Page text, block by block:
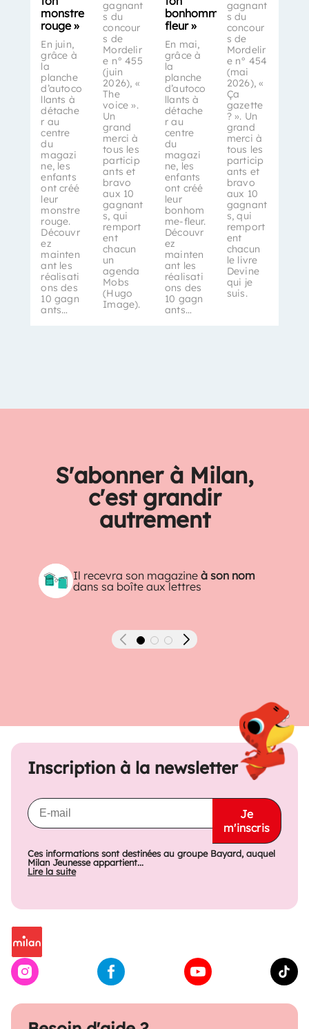
monstre
rouge »
En juin,
grâce à
la
planche
d’autoco
llants à
détache
r au
centre
du
magazi
ne, les
enfants
ont créé
leur
monstre
rouge.
Découvr
ez
mainten
ant les
réalisati
ons des
10 gagn
ants…
gagnant
s du
concour
s de
Mordelir
e n° 455
(juin
2026), «
The
voice ».
Un
grand
merci à
tous les
particip
ants et
bravo
aux 10
gagnant
s, qui
remport
ent
chacun
un
agenda
Mobs
(Hugo
Image).
bonhomme-
fleur »
En mai,
grâce à
la
planche
d’autoco
llants à
détache
r au
centre
du
magazi
ne, les
enfants
ont créé
leur
bonhom
me-fleur.
Découvr
ez
mainten
ant les
réalisati
ons des
10 gagn
ants…
gagnant
s du
concour
s de
Mordelir
e n° 454
(mai
2026), «
Ça
gazette
? ». Un
grand
merci à
tous les
particip
ants et
bravo
aux 10
gagnant
s, qui
remport
ent
chacun
le livre
Devine
qui je
suis.
S'abonner à Milan,
c'est grandir
autrement
Il recevra son magazineà son nom
dans sa boîte aux lettres
Précédent Suivant
Inscription à la newsletter
Je
m'inscris
Ces informations sont destinées au groupe Bayard, auquel
Milan Jeunesse appartient...
Lire la suite